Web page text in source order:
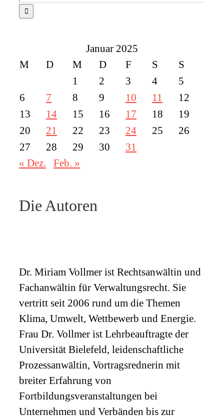
nach:
Januar 2025
M
D M D F S
S
1
2 3 4
5
6
7 8 9 10 11
12
13
14 15 16 17 18
19
20
21 22 23 24 25
26
27
28 29 30
31
« Dez.
Feb. »
Die Autoren
Dr. Miriam Vollmer ist Rechtsanwältin und
Fachanwältin für Verwaltungsrecht. Sie
vertritt seit 2006 rund um die Themen
Klima, Umwelt, Wettbewerb und Energie.
Frau Dr. Vollmer ist Lehrbeauftragte der
Universität Bielefeld, leidenschaftliche
Prozessanwältin, Vortragsrednerin mit
breiter Erfahrung von
Fortbildungsveranstaltungen bei
Unternehmen und Verbänden bis zur